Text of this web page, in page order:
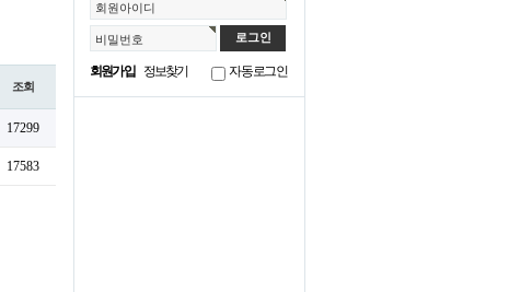
회원아이디
비밀번호
회원가입 정보찾기 자동로그인
조회
17299
17583